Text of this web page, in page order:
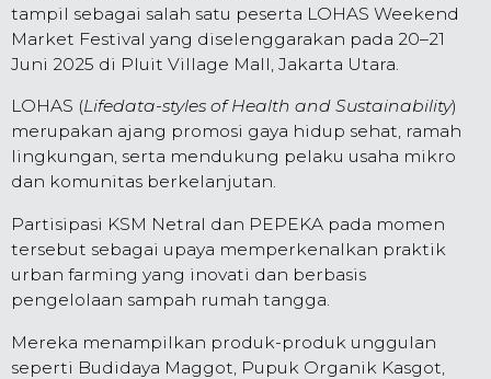
tampil sebagai salah satu peserta LOHAS Weekend
Market Festival yang diselenggarakan pada 20–21
Juni 2025 di Pluit Village Mall, Jakarta Utara.
LOHAS (Lifedata-styles of Health and Sustainability)
merupakan ajang promosi gaya hidup sehat, ramah
lingkungan, serta mendukung pelaku usaha mikro
dan komunitas berkelanjutan.
Partisipasi KSM Netral dan PEPEKA pada momen
tersebut sebagai upaya memperkenalkan praktik
urban farming yang inovati dan berbasis
pengelolaan sampah rumah tangga.
Mereka menampilkan produk-produk unggulan
seperti Budidaya Maggot, Pupuk Organik Kasgot,